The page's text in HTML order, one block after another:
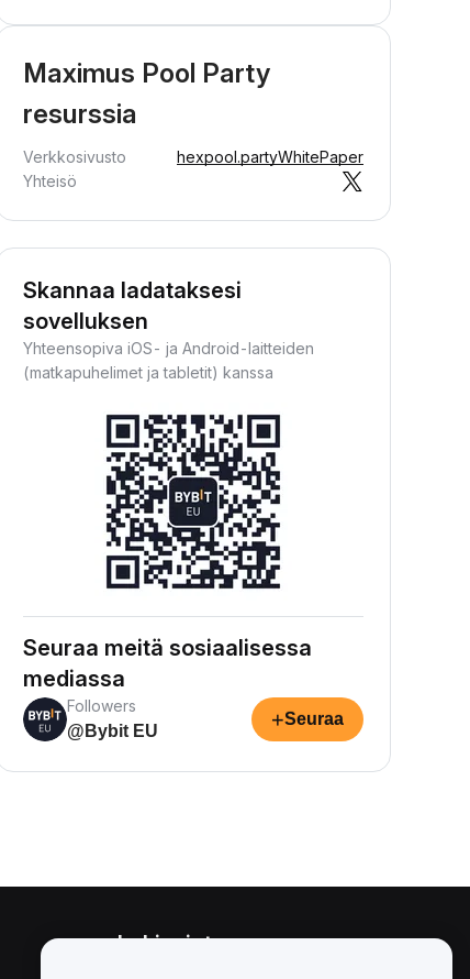
Maximus Pool Party
resurssia
Verkkosivusto hexpool.partyWhitePaper
Yhteisö
Skannaa ladataksesi
sovelluksen
Yhteensopiva iOS- ja Android-laitteiden
(matkapuhelimet ja tabletit) kanssa
Seuraa meitä sosiaalisessa
mediassa
Followers
@Bybit EU
+Seuraa
Lakiasiat